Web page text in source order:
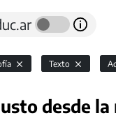
Texto
desde